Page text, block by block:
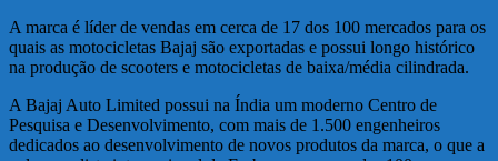
A marca é líder de vendas em cerca de 17 dos 100 mercados para os
quais as motocicletas Bajaj são exportadas e possui longo histórico
na produção de scooters e motocicletas de baixa/média cilindrada.
A Bajaj Auto Limited possui na Índia um moderno Centro de
Pesquisa e Desenvolvimento, com mais de 1.500 engenheiros
dedicados ao desenvolvimento de novos produtos da marca, o que a